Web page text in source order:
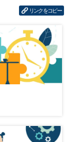
リンクをコピー